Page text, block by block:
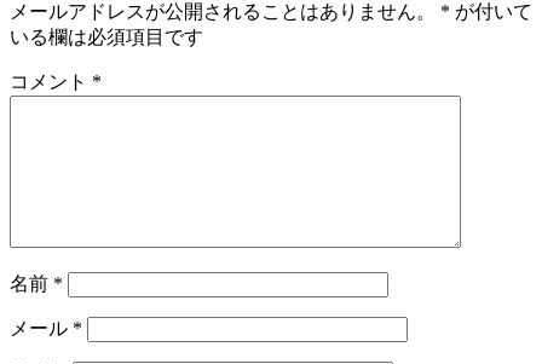
メールアドレスが公開されることはありません。 * が付いて
いる欄は必須項目です
コメント *
名前 *
メール *